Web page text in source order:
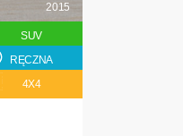
2015
SUV
RĘCZNA
4X4